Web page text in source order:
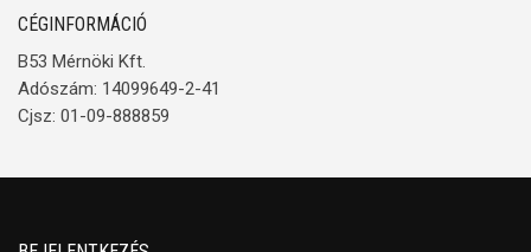
CÉGINFORMÁCIÓ
B53 Mérnöki Kft.
Adószám: 14099649-2-41
Cjsz: 01-09-888859